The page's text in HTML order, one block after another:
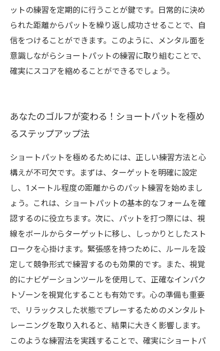
ットの練習を定期的に行うことが鍵です。日常的に決め
られた距離からパットを繰り返し成功させることで、自
信をつけることができます。このように、メンタル面を
意識しながらショートパットの練習に取り組むことで、
確実にスコアを縮めることができるでしょう。
あなたのゴルフが変わる！ショートパットを極め
るステップアップ法
ショートパットを極めるためには、正しい練習方法と心
構えが不可欠です。まずは、ターゲットを明確に設定
し、1メートル程度の距離からのパット練習を始めまし
ょう。これは、ショートパットの基本的なフォームを確
認するのに役立ちます。次に、パットを打つ際には、視
線をボールからターゲットに移し、しっかりとしたスト
ロークを心掛けます。緊張感を持つために、ルールを設
定して競争形式で練習するのも効果的です。また、視覚
的にナビゲーションツールを使用して、正確なインパク
トゾーンを視覚化することも有効です。心の準備も重要
で、リラックスした状態でプレーするためのメンタルト
レーニングを取り入れると、結果に大きく影響します。
このような練習法を実践することで、確実にショートパ